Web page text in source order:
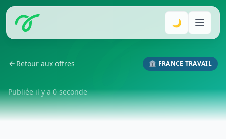
🌙
Retour aux offres 🏛️ FRANCE TRAVAIL
Publiée il y a 0 seconde